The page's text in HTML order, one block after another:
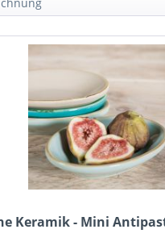
Keramik - Mini